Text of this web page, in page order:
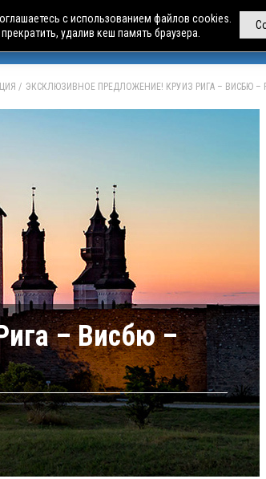
ЧАРТЕРЫ АРЕНДА
ЭКСКЛЮЗИВНОЕ ПРЕДЛОЖЕНИЕ! КРУИЗ РИГА – ВИСБЮ –
– Висбю –
с использованием файлов cookies.
удалив кеш память браузера.